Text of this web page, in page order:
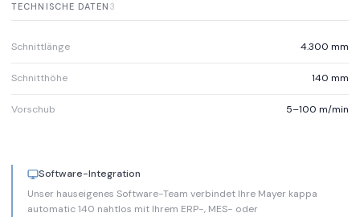
TECHNISCHE DATEN 3
Schnittlänge 4.300 mm
Schnitthöhe 140 mm
Vorschub 5–100 m/min
Software-Integration
Unser hauseigenes Software-Team verbindet Ihre Mayer kappa
automatic 140 nahtlos mit Ihrem ERP-, MES- oder